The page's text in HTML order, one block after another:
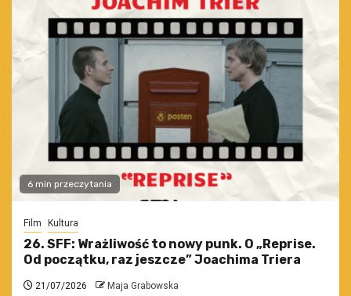
6 min przeczytania
Film Kultura
26. SFF: Wrażliwość to nowy punk. O „Reprise.
Od początku, raz jeszcze” Joachima Triera
21/07/2026 Maja Grabowska